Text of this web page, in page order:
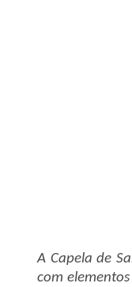
A Capela de
com